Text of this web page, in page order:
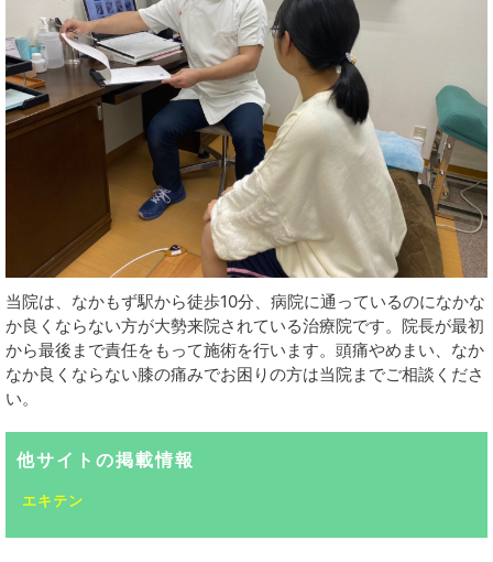
当院は、なかもず駅から徒歩10分、病院に通っているのになかな
か良くならない方が大勢来院されている治療院です。院長が最初
から最後まで責任をもって施術を行います。頭痛やめまい、なか
なか良くならない膝の痛みでお困りの方は当院までご相談くださ
い。
他サイトの掲載情報
エキテン